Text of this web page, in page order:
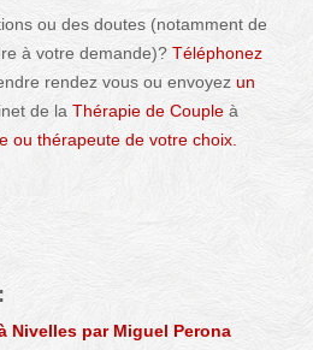
ou des doutes (notamment de
à votre demande)? Téléphonez
rendez vous ou envoyez un
de la Thérapie de Couple à
ou thérapeute de votre choix.
Nivelles par Miguel Perona